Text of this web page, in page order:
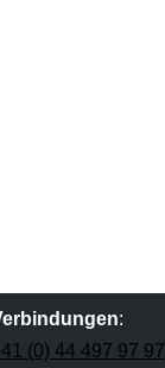
:
(0) 44 497 97 97